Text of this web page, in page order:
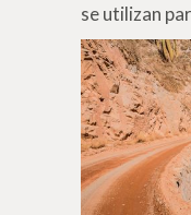
se utilizan